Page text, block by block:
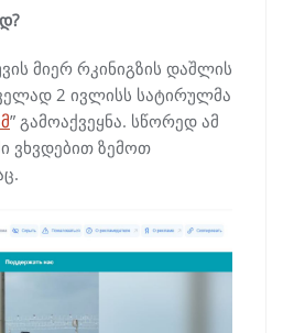
მიერ რკინიგზის დაშლის
2 ივლისს სატირულმა
” გამოაქვეყნა. სწორედ ამ
ვხვდებით ზემოთ